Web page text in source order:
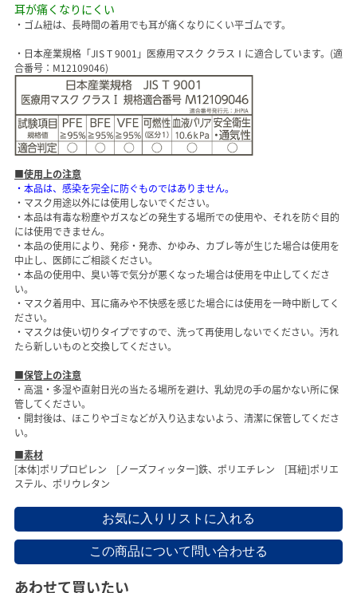
耳が痛くなりにくい
・ゴム紐は、長時間の着用でも耳が痛くなりにくい平ゴムです。
・日本産業規格「JIS T 9001」医療用マスク クラスⅠに適合しています。(適
合番号：M12109046)
■使用上の注意
・本品は、感染を完全に防ぐものではありません。
・マスク用途以外には使用しないでください。
・本品は有毒な粉塵やガスなどの発生する場所での使用や、それを防ぐ目的
には使用できません。
・本品の使用により、発疹・発赤、かゆみ、カブレ等が生じた場合は使用を
中止し、医師にご相談ください。
・本品の使用中、臭い等で気分が悪くなった場合は使用を中止してくださ
い。
・マスク着用中、耳に痛みや不快感を感じた場合には使用を一時中断してく
ださい。
・マスクは使い切りタイプですので、洗って再使用しないでください。汚れ
たら新しいものと交換してください。
■保管上の注意
・高温・多湿や直射日光の当たる場所を避け、乳幼児の手の届かない所に保
管してください。
・開封後は、ほこりやゴミなどが入り込まないよう、清潔に保管してくださ
い。
■素材
[本体]ポリプロピレン [ノーズフィッター]鉄、ポリエチレン [耳紐]ポリエ
ステル、ポリウレタン
あわせて買いたい